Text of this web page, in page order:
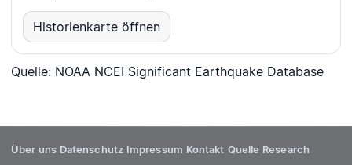
Historienkarte öffnen
Quelle: NOAA NCEI Significant Earthquake Database
Über uns Datenschutz Impressum Kontakt Quelle Research